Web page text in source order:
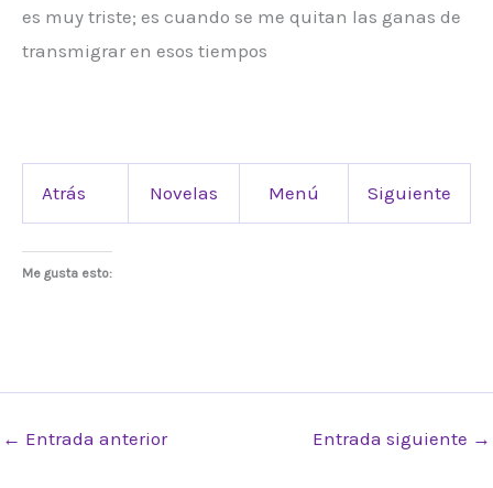
es muy triste; es cuando se me quitan las ganas de
transmigrar en esos tiempos
Atrás Novelas Menú Siguiente
Me gusta esto:
← Entrada anterior Entrada siguiente →